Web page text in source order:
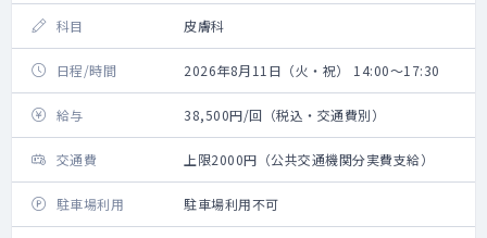
科目 皮膚科
日程/時間 2026年8月11日（火・祝） 14:00～17:30
給与 38,500円/回（税込・交通費別）
交通費 上限2000円（公共交通機関分実費支給）
駐車場利用 駐車場利用不可